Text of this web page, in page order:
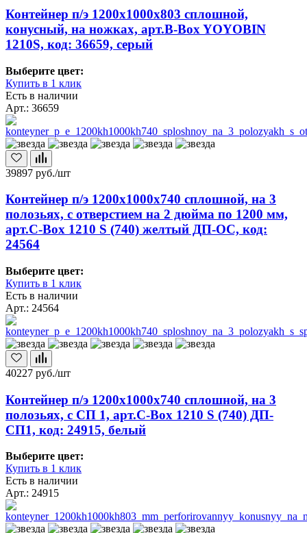
Контейнер п/э 1200х1000х803 сплошной,
конусный, на ножках, арт.B-Box YOYOBIN
1210S, код: 36659, серый
Выберите цвет:
Купить в 1 клик
Есть в наличии
Арт.: 36659
39897 руб./шт
Контейнер п/э 1200х1000х740 сплошной, на 3
полозьях, с отверстием на 2 дюйма по 1200 мм,
арт.C-Box 1210 S (740) желтый ДП-ОС, код:
24564
Выберите цвет:
Купить в 1 клик
Есть в наличии
Арт.: 24564
40227 руб./шт
Контейнер п/э 1200х1000х740 сплошной, на 3
полозьях, с СП 1, арт.C-Box 1210 S (740) ДП-
СП1, код: 24915, белый
Выберите цвет:
Купить в 1 клик
Есть в наличии
Арт.: 24915